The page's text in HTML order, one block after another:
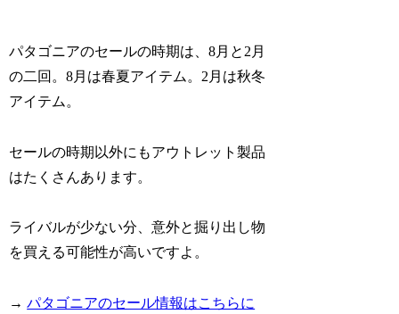
パタゴニアのセールの時期は、8月と2月
の二回。8月は春夏アイテム。2月は秋冬
アイテム。
セールの時期以外にもアウトレット製品
はたくさんあります。
ライバルが少ない分、意外と掘り出し物
を買える可能性が高いですよ。
→パタゴニアのセール情報はこちらに